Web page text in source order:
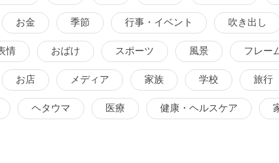
お金 季節 行事・イベント 吹き出し
情 おばけ スポーツ 風景 フレー
お店 メディア 家族 学校 旅行
ヘタウマ 医療 健康・ヘルスケア